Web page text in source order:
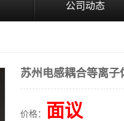
公司动态
苏州电感耦合等离
价格： 面议